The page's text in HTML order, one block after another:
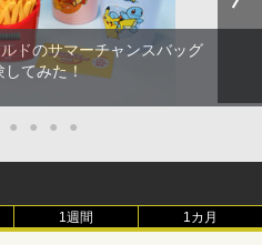
ドのサマーチャンスバッグ
してみた！
● ● ● ●
1週間 1カ月